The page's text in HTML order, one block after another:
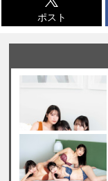
ポスト